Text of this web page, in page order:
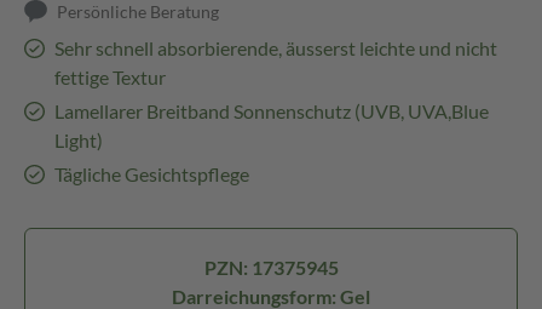
Persönliche Beratung
Sehr schnell absorbierende, äusserst leichte und nicht
fettige Textur
Lamellarer Breitband Sonnenschutz (UVB, UVA,Blue
Light)
Tägliche Gesichtspflege
PZN: 17375945
Darreichungsform: Gel